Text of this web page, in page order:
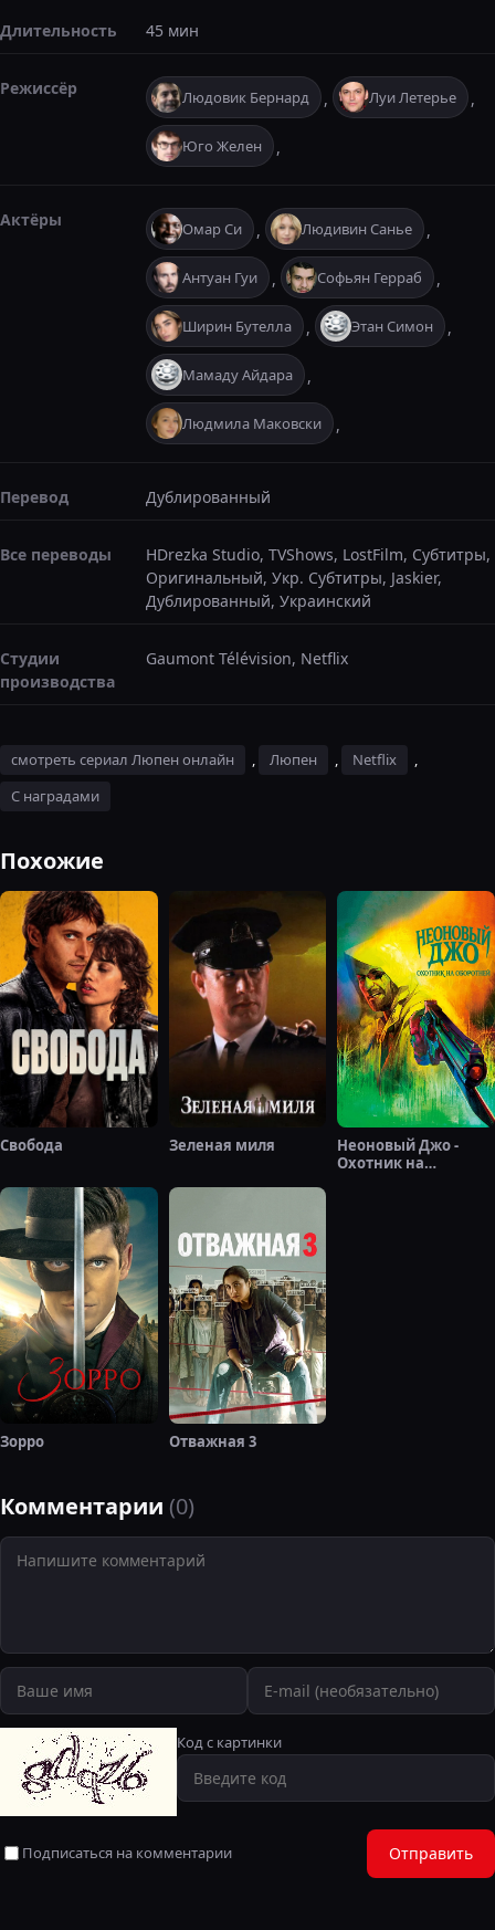
Длительность 45 мин
Режиссёр Людовик Бернард , Луи Летерье ,
Юго Желен ,
Актёры Омар Си , Людивин Санье ,
Антуан Гуи , Софьян Герраб ,
Ширин Бутелла , Этан Симон ,
Мамаду Айдара ,
Людмила Маковски ,
Перевод Дублированный
Все переводы
HDrezka Studio, TVShows, LostFilm, Субтитры,
Оригинальный, Укр. Субтитры, Jaskier,
Дублированный, Украинский
Студии
производства
Gaumont Télévision, Netflix
смотреть сериал Люпен онлайн , Люпен , Netflix
,
С наградами
Похожие
Свобода Зеленая миля
Неоновый Джо -
Охотник на
Зорро Отважная 3
Комментарии (0)
Код с картинки
Подписаться на комментарии Отправить